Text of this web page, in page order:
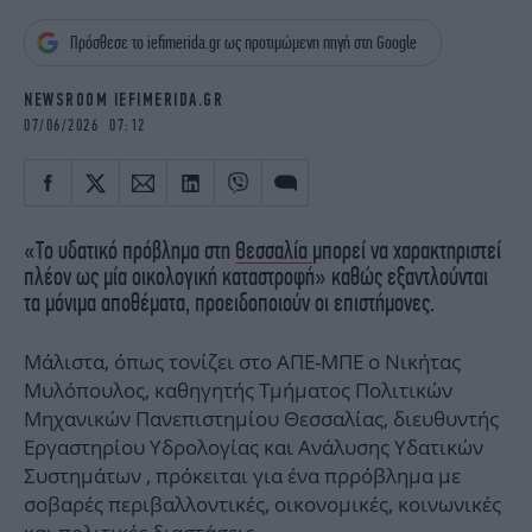
OSCARS
THE OCEAN
Πρόσθεσε το iefimerida.gr ως προτιμώμενη πηγή στη Google
NEWSROOM IEFIMERIDA.GR
07/06/2026 07:12
«Το υδατικό πρόβλημα στη Θεσσαλία μπορεί να χαρακτηριστεί
πλέον ως μία οικολογική καταστροφή» καθώς εξαντλούνται
τα μόνιμα αποθέματα, προειδοποιούν οι επιστήμονες.
Μάλιστα, όπως τονίζει στο ΑΠΕ-ΜΠΕ ο Νικήτας
Μυλόπουλος, καθηγητής Τμήματος Πολιτικών
Μηχανικών Πανεπιστημίου Θεσσαλίας, διευθυντής
Εργαστηρίου Υδρολογίας και Ανάλυσης Υδατικών
Συστημάτων , πρόκειται για ένα πρρόβλημα με
σοβαρές περιβαλλοντικές, οικονομικές, κοινωνικές